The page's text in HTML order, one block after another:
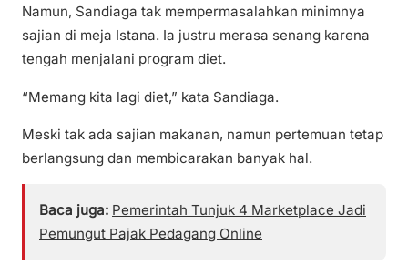
Namun, Sandiaga tak mempermasalahkan minimnya
sajian di meja Istana. Ia justru merasa senang karena
tengah menjalani program diet.
“Memang kita lagi diet,” kata Sandiaga.
Meski tak ada sajian makanan, namun pertemuan tetap
berlangsung dan membicarakan banyak hal.
Baca juga: Pemerintah Tunjuk 4 Marketplace Jadi
Pemungut Pajak Pedagang Online